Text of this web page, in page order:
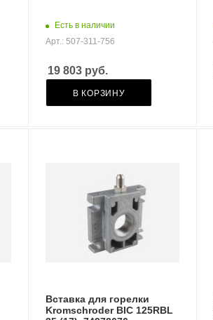
Есть в наличии
Арт.: 507-311-756
19 803 руб.
В КОРЗИНУ
Вставка для горелки
Kromschroder BIC 125RBL